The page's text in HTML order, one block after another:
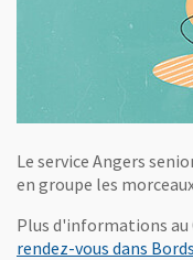
Le service Angers
en groupe les
Plus d'informations au
rendez-vous dans